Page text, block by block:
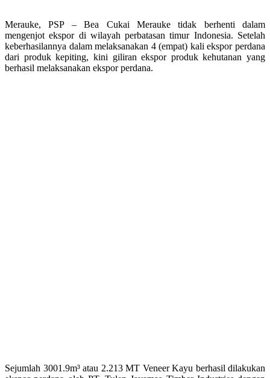
Merauke, PSP – Bea Cukai Merauke tidak berhenti dalam
mengenjot ekspor di wilayah perbatasan timur Indonesia. Setelah
keberhasilannya dalam melaksanakan 4 (empat) kali ekspor perdana
dari produk kepiting, kini giliran ekspor produk kehutanan yang
berhasil melaksanakan ekspor perdana.
Sejumlah 3001.9m³ atau 2.213 MT Veneer Kayu berhasil dilakukan